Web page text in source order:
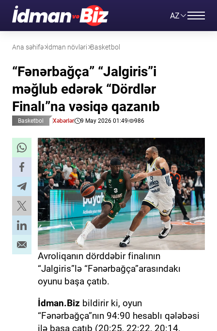
AZ
Ana səhifə İdman növləri Basketbol
“Fənərbağça” “Jalgiris”i
məğlub edərək “Dördlər
Finalı”na vəsiqə qazanıb
Basketbol Xəbərlər 9 May 2026 01:49 986
Avroliqanın dörddəbir finalının
“Jalgiris”lə “Fənərbağça”arasındakı
oyunu başa çatıb.
İdman.Biz bildirir ki, oyun
“Fənərbağça”nın 94:90 hesablı qələbəsi
ilə başa çatıb (20:25, 22:22, 20:14,